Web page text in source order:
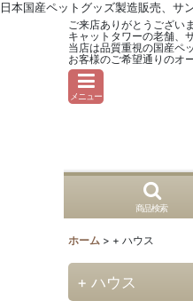
日本国産ペットグッズ製造販売、サ
ご来店ありがとうございま
キャットタワーの老舗、
当店は品質重視の国産ペ
お客様のご希望通りのオ
メニュー
商品検索
ホーム > + ハウス
+ ハウス